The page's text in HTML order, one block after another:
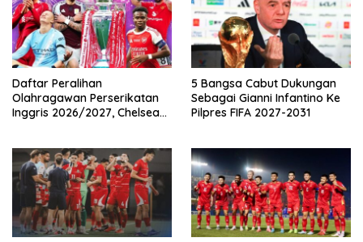
Daftar Peralihan
Olahragawan Perserikatan
Inggris 2026/2027, Chelsea
5 Bangsa Cabut Dukungan
Sebagai Gianni Infantino Ke
Pilpres FIFA 2027-2031